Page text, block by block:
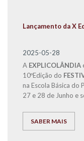
Lançamento da X
2025-05-28
A EXPLICOLÂNDIA
10ºEdição do
na Escola Básica do
27 e 28 de Junho e
SABER MAIS